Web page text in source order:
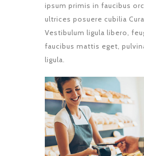
ipsum primis in faucibus
ultrices posuere cubilia
Vestibulum ligula libero,
faucibus mattis eget,
ligula.